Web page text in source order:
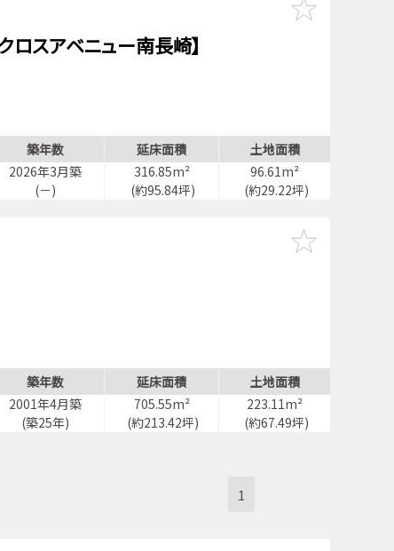
ロスアベニュー南長崎】
築年数 延床面積 土地面積
2026年3月築
(－)
316.85m²
(約95.84坪)
96.61m²
(約29.22坪)
築年数 延床面積 土地面積
2001年4月築
(築25年)
705.55m²
(約213.42坪)
223.11m²
(約67.49坪)
1